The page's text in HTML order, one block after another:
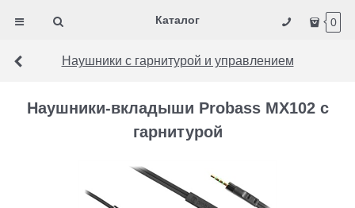
Каталог 0
Наушники с гарнитурой и управлением
Наушники-вкладыши Probass MX102 с
гарнитурой